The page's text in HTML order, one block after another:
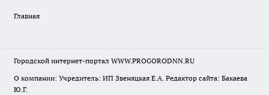
Главная
Городской интернет-портал WWW.PROGORODNN.RU
О компании: Учредитель: ИП Звеняцкая Е.А. Редактор сайта: Бакаева
Ю.Г.